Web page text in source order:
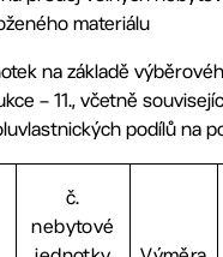
materiálu
na základě
– 11., včetně
podílů na
č.
nebytové